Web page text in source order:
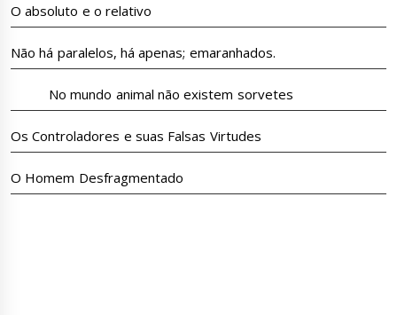
O absoluto e o relativo
Não há paralelos, há apenas; emaranhados.
No mundo animal não existem sorvetes
Os Controladores e suas Falsas Virtudes
O Homem Desfragmentado